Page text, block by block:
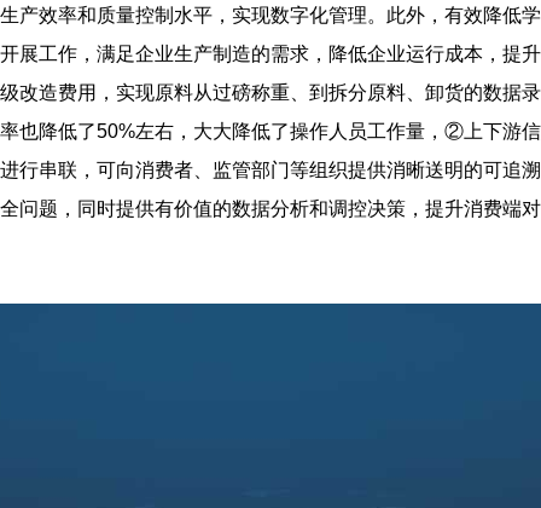
生产效率和质量控制水平，实现数字化管理。此外，有效降低
开展工作，满足企业生产制造的需求，降低企业运行成本，提
级改造费用，实现原料从过磅称重、到拆分原料、卸货的数据
率也降低了50%左右，大大降低了操作人员工作量，②上下游
进行串联，可向消费者、监管部门等组织提供消晰送明的可追
全问题，同时提供有价值的数据分析和调控决策，提升消费端